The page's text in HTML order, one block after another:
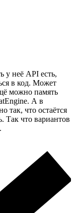
у неё API есть,
в код. Может
можно память
А в
так, что остаётся
Так что вариантов